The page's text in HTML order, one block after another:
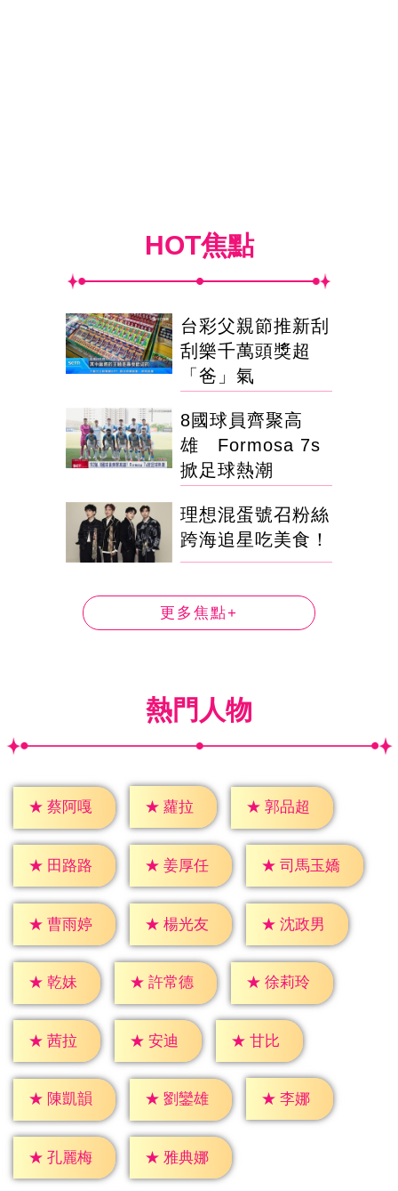
HOT焦點
台彩父親節推新刮
刮樂千萬頭獎超
「爸」氣
8國球員齊聚高
雄 Formosa 7s
掀足球熱潮
理想混蛋號召粉絲
跨海追星吃美食！
更多焦點+
熱門人物
★ 蔡阿嘎 ★ 蘿拉 ★ 郭品超
★ 田路路 ★ 姜厚任 ★ 司馬玉嬌
★ 曹雨婷 ★ 楊光友 ★ 沈政男
★ 乾妹 ★ 許常德 ★ 徐莉玲
★ 茜拉 ★ 安迪 ★ 甘比
★ 陳凱韻 ★ 劉鑾雄 ★ 李娜
★ 孔麗梅 ★ 雅典娜